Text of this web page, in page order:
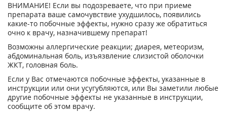
ВНИМАНИЕ! Если вы подозреваете, что при приеме
препарата ваше самочувствие ухудшилось, появились
какие-то побочные эффекты, нужно сразу же обратиться
очно к врачу, назначившему препарат!
Возможны аллергические реакции; диарея, метеоризм,
абдоминальная боль, изъязвление слизистой оболочки
ЖКТ, головная боль.
Если у Вас отмечаются побочные эффекты, указанные в
инструкции или они усугубляются, или Вы заметили любые
другие побочные эффекты не указанные в инструкции,
сообщите об этом врачу.